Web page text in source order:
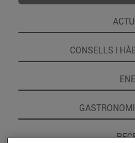
CONSELLS I